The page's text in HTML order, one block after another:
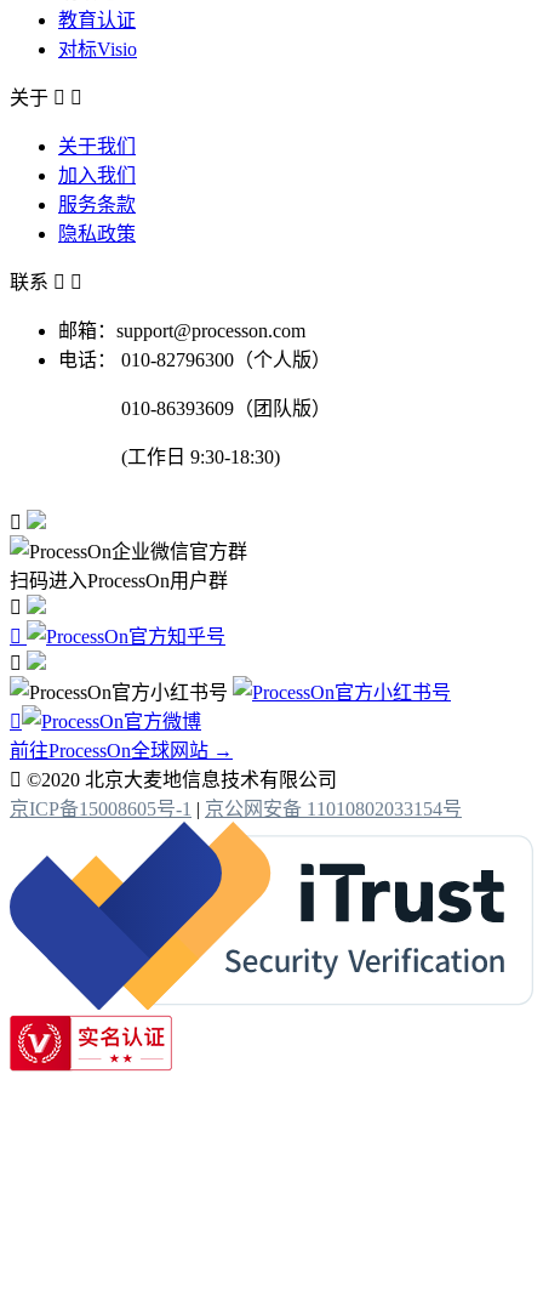
教育认证
对标Visio
关于  
关于我们
加入我们
服务条款
隐私政策
联系  
邮箱：support@processon.com
电话：
010-82796300（个人版）
010-86393609（团队版）
(工作日 9:30-18:30)

扫码进入ProcessOn用户群




前往ProcessOn全球网站 →
 ©2020 北京大麦地信息技术有限公司
京ICP备15008605号-1 | 京公网安备 11010802033154号